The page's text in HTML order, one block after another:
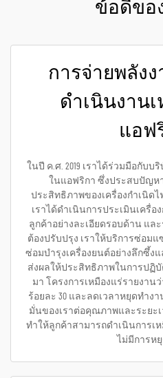
ข้อดีขอ
การจ่ายพลัง
ดำเนินงาน
แอฟ
ในปี ค.ศ. 2019 เราได้ร่วมมือกับ
ในแอฟริกา ซึ่งประสบปัญห
ประสิทธิภาพของเครื่องกำเนิด
เราได้ดำเนินการประเมินเครื่
ลูกค้าอย่างละเอียดรอบด้าน แ
ต้องปรับปรุง เราให้บริการซ่อม
ซ่อมบำรุงเครื่องยนต์อย่างลึกซึ้ง
ส่งผลให้ประสิทธิภาพในการปฏิ
มา โครงการเหมืองแร่รายงาน
ร้อยละ 30 และลดเวลาหยุดทำง
มั่นของเราต่อคุณภาพและระยะ
ทำให้ลูกค้าสามารถดำเนินการเ
ไม่มีการห